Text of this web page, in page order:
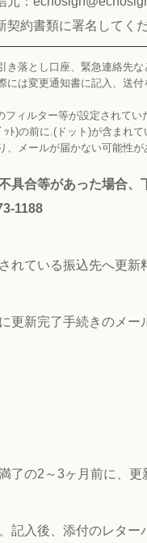
契約書類に署名してく
き落とし口座、緊急連絡先な
には変更通知書に記入、送付
ィルター等が設定されてい
ｯﾄ)の前に.(ドット)が含まれ
、メールが届かない可能性が
具合等があった場合、
1188
れている振込先へ更新
更新完了手続きのメー
了の2～3ヶ月前に、更
記入後、添付のレター